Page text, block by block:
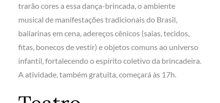
trarão cores a essa dança-brincada, o ambiente
musical de manifestações tradicionais do Brasil,
bailarinas em cena, adereços cênicos (saias, tecidos,
fitas, bonecos de vestir) e objetos comuns ao universo
infantil, fortalecendo o espírito coletivo da brincadeira.
A atividade, também gratuita, começará às 17h.